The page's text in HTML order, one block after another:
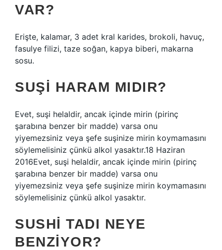
VAR?
Erişte, kalamar, 3 adet kral karides, brokoli, havuç,
fasulye filizi, taze soğan, kapya biberi, makarna
sosu.
SUŞI HARAM MIDIR?
Evet, suşi helaldir, ancak içinde mirin (pirinç
şarabına benzer bir madde) varsa onu
yiyemezsiniz veya şefe suşinize mirin koymamasını
söylemelisiniz çünkü alkol yasaktır.18 Haziran
2016Evet, suşi helaldir, ancak içinde mirin (pirinç
şarabına benzer bir madde) varsa onu
yiyemezsiniz veya şefe suşinize mirin koymamasını
söylemelisiniz çünkü alkol yasaktır.
SUSHI TADI NEYE
BENZIYOR?